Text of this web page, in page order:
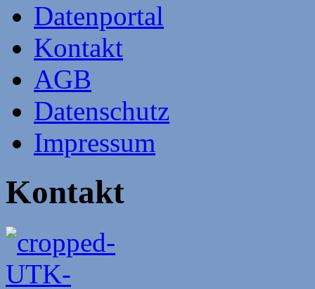
Datenportal
Kontakt
AGB
Datenschutz
Impressum
Kontakt